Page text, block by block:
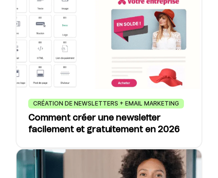
CRÉATION DE NEWSLETTERS + EMAIL MARKETING
Comment créer une newsletter
facilement et gratuitement en 2026